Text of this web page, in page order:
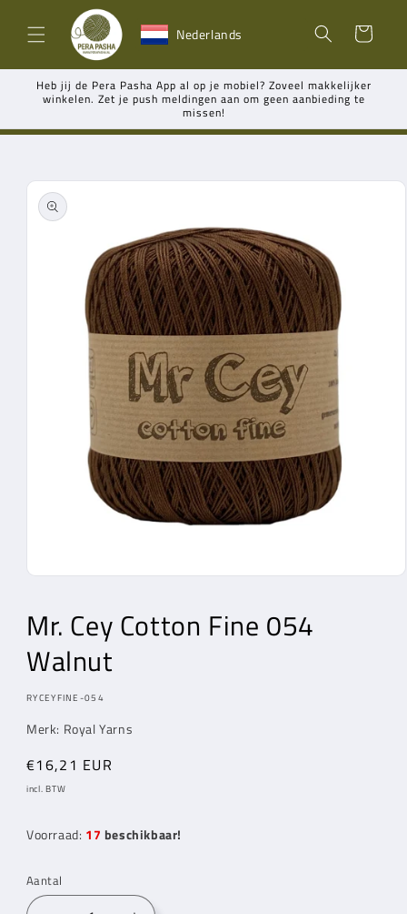
naar de
content Nederlands Winkelwagen
Heb jij de Pera Pasha App al op je mobiel? Zoveel makkelijker
winkelen. Zet je push meldingen aan om geen aanbieding te
missen!
direct naar
in
modaal
Mr. CeyCotton Fine 054
Walnut
MODEL:
RYCEYFINE-054
Merk: Royal Yarns
Normale
prijs
€16,21 EUR
incl. BTW
Voorraad: 17 beschikbaar!
Aantal